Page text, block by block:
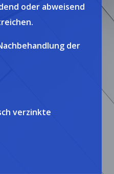
oder abweisend
der
verzinkte